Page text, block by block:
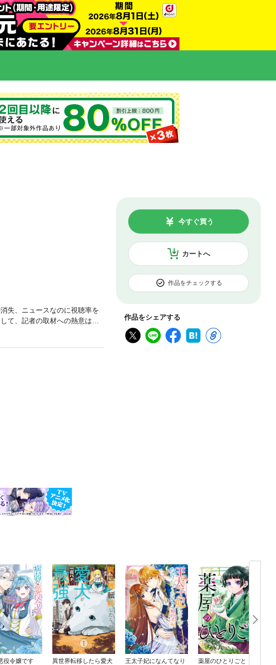
カートへ
今すぐ買う
作品をチェックする
作品をシェアする
失、ニュースなのに視聴率を
て、記者の取材への熱意はな
聴者に見放されるという負の
う「バイラル・メディア」
花盛りだが、翻って日本のメ
役令嬢です
異世界転移したら愛犬
王太子妃になんてなり
薬屋のひとりごと